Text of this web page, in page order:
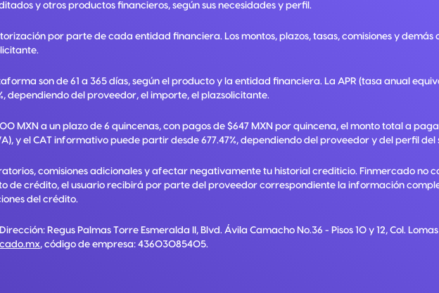
y otros productos financieros, según sus necesidades y perfil.
por parte de cada entidad financiera. Los montos, plazos, tasas, comisiones y
son de 61 a 365 días, según el producto y la entidad financiera. La APR (tasa anual
dependiendo del proveedor, el importe, el plazsolicitante.
MXN a un plazo de 6 quincenas, con pagos de $647 MXN por quincena, el monto total a
y el CAT informativo puede partir desde 677.47%, dependiendo del proveedor y del perfil del
comisiones adicionales y afectar negativamente tu historial crediticio. Finmercado no
crédito, el usuario recibirá por parte del proveedor correspondiente la información
del crédito.
Regus Palmas Torre Esmeralda II, Blvd. Ávila Camacho No.36 - Pisos 10 y 12, Col.
, código de empresa: 43603085405.